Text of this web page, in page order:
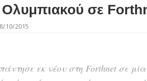
σε
10/2015
εκ νέου στη Forthnet σε